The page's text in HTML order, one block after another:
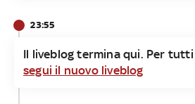
23:55
Il liveblog termina qui. Per
segui il nuovo liveblog